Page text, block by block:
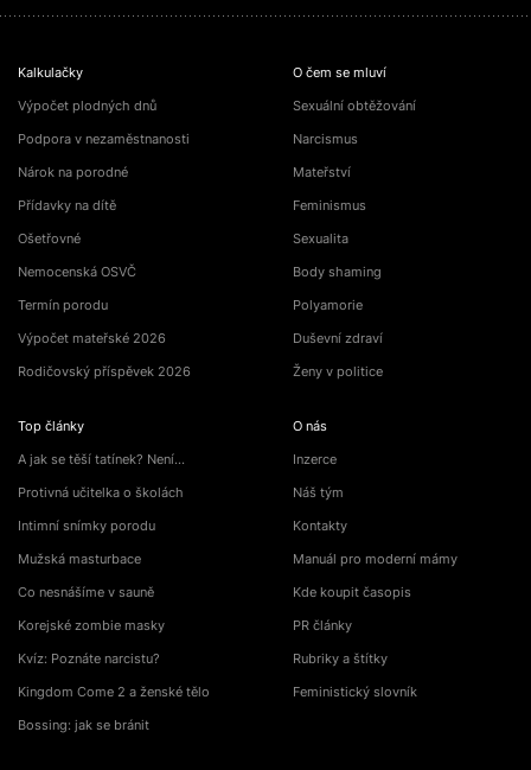
Kalkulačky
Výpočet plodných dnů
Podpora v nezaměstnanosti
Nárok na porodné
Přídavky na dítě
Ošetřovné
Nemocenská OSVČ
Termín porodu
Výpočet mateřské 2026
Rodičovský příspěvek 2026
Top články
A jak se těší tatínek? Není…
Protivná učitelka o školách
Intimní snímky porodu
Mužská masturbace
Co nesnášíme v sauně
Korejské zombie masky
Kvíz: Poznáte narcistu?
Kingdom Come 2 a ženské tělo
Bossing: jak se bránit
O čem se mluví
Sexuální obtěžování
Narcismus
Mateřství
Feminismus
Sexualita
Body shaming
Polyamorie
Duševní zdraví
Ženy v politice
O nás
Inzerce
Náš tým
Kontakty
Manuál pro moderní mámy
Kde koupit časopis
PR články
Rubriky a štítky
Feministický slovník